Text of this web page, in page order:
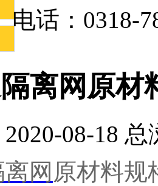
离网原材
08-18 总
网 原材料规
电话：0318-